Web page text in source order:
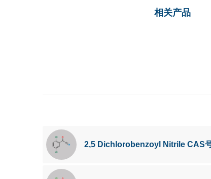
相关产品
2,5 Dichlorobenzoyl Nitrile CAS